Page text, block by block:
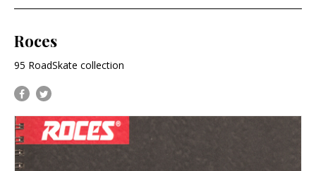
Roces
95 RoadSkate collection